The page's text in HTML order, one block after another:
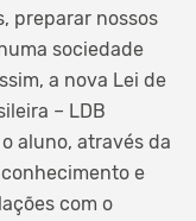
preparar nossos
sociedade
a nova Lei de
– LDB
aluno, através da
e
com o